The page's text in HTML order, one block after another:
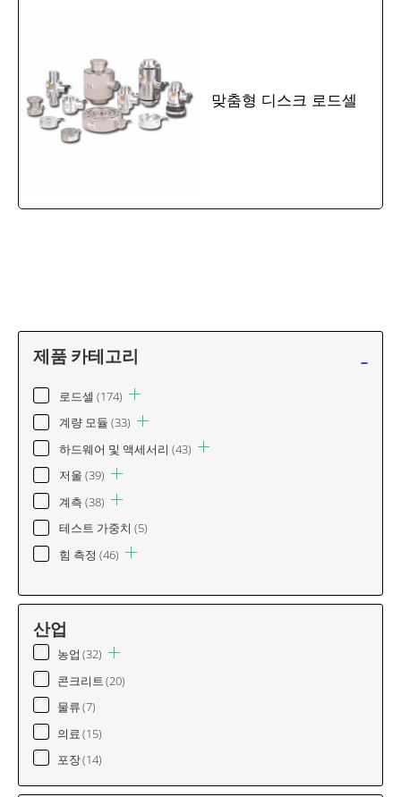
제품 카테고리 -
로드셀 (174)
계량 모듈 (33)
하드웨어 및 액세서리 (43)
저울 (39)
계측 (38)
테스트 가중치 (5)
힘 측정 (46)
산업
농업 (32)
콘크리트(20)
물류(7)
의료(15)
포장(14)
맞춤형 디스크 로드셀